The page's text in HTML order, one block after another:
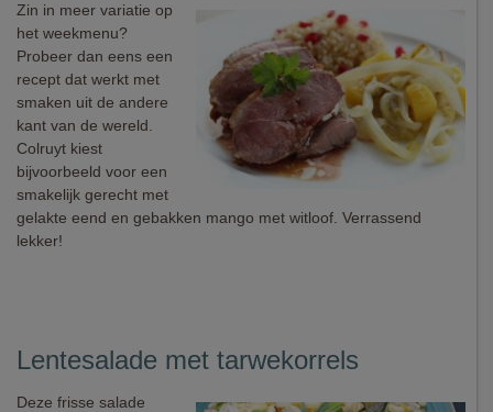
Zin in meer variatie op
het weekmenu?
Probeer dan eens een
recept dat werkt met
smaken uit de andere
kant van de wereld.
Colruyt kiest
bijvoorbeeld voor een
smakelijk gerecht met
gelakte eend en gebakken mango met witloof. Verrassend
lekker!
Lentesalade met tarwekorrels
Deze frisse salade